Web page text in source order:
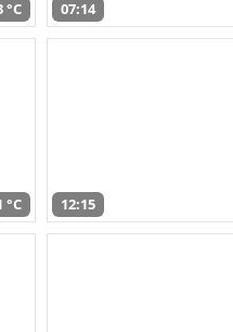
°C 07:14
°C 12:15